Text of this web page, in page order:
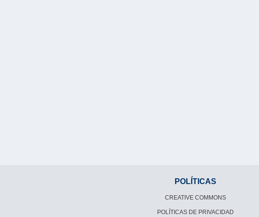
POLÍTICAS
CREATIVE COMMONS
POLÍTICAS DE PRIVACIDAD